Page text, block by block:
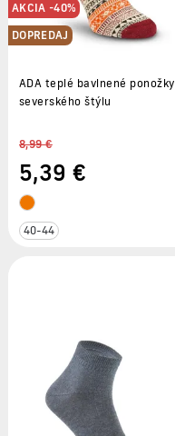
AKCIA -40%
DOPREDAJ
ADA teplé bavlnené ponožky
severského štýlu
8,99 €
5,39 €
40-44